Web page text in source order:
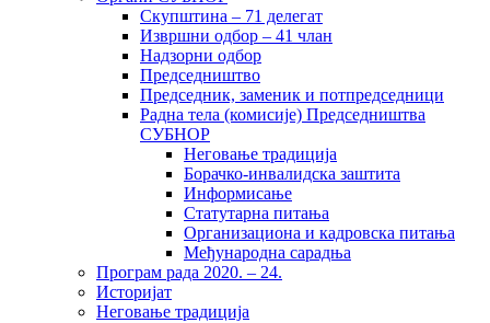
Скупштина – 71 делегат
Извршни одбор – 41 члан
Надзорни одбор
Председништво
Председник, заменик и потпредседници
Радна тела (комисије) Председништва
СУБНОР
Неговање традиција
Борачко-инвалидска заштита
Информисање
Статутарна питања
Организациона и кадровска питања
Међународна сарадња
Програм рада 2020. – 24.
Историјат
Неговање традиција